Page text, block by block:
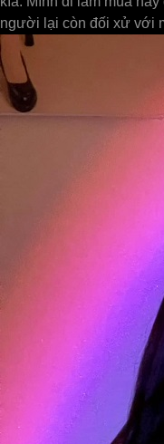
người lại còn đối xử với